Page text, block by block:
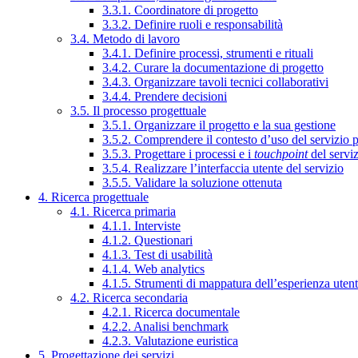
3.3.1. Coordinatore di progetto
3.3.2. Definire ruoli e responsabilità
3.4. Metodo di lavoro
3.4.1. Definire processi, strumenti e rituali
3.4.2. Curare la documentazione di progetto
3.4.3. Organizzare tavoli tecnici collaborativi
3.4.4. Prendere decisioni
3.5. Il processo progettuale
3.5.1. Organizzare il progetto e la sua gestione
3.5.2. Comprendere il contesto d’uso del servizio
3.5.3. Progettare i processi e i touchpointdel
3.5.4. Realizzare l’interfaccia utente del servizio
3.5.5. Validare la soluzione ottenuta
4. Ricerca progettuale
4.1. Ricerca primaria
4.1.1. Interviste
4.1.2. Questionari
4.1.3. Test di usabilità
4.1.4. Web analytics
4.1.5. Strumenti di mappatura dell’esperienza
4.2. Ricerca secondaria
4.2.1. Ricerca documentale
4.2.2. Analisi benchmark
4.2.3. Valutazione euristica
5. Progettazione dei servizi